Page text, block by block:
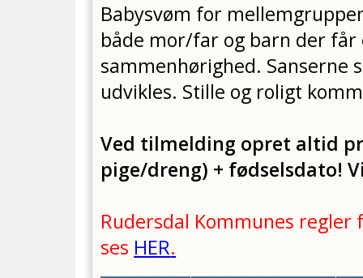
Babysvøm for
både mor/far og barn der får
sammenhørighed. Sanserne
udvikles. Stille og roligt
Ved tilmelding opret altid
pige/dreng) + fødselsdato!
Rudersdal Kommunes regler
ses HER.